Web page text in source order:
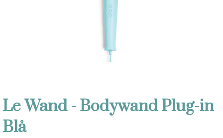
Le Wand - Bodywand Plug-in
Blå